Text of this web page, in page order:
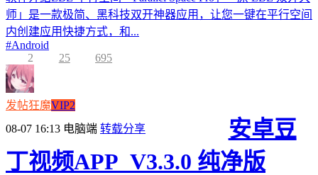
师」是一款极简、黑科技双开神器应用，让您一键在平行空间
内创建应用快捷方式，和...
#Android
2
25 695
发帖狂魔VIP2
08-07 16:13 电脑端 转载分享
安卓豆
丁视频APP_V3.3.0 纯净版